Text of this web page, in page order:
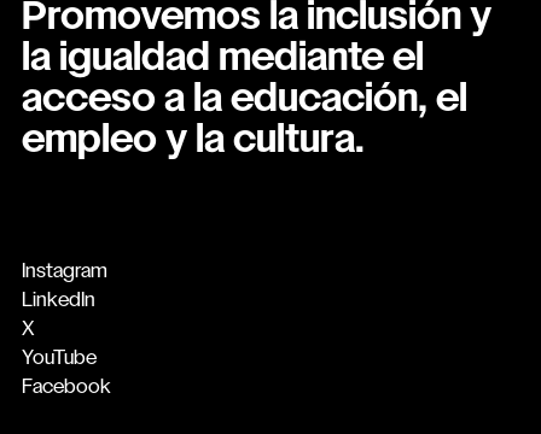
Promovemos la inclusión y
la igualdad mediante el
acceso a la educación, el
empleo y la cultura.
Instagram
LinkedIn
X
YouTube
Facebook